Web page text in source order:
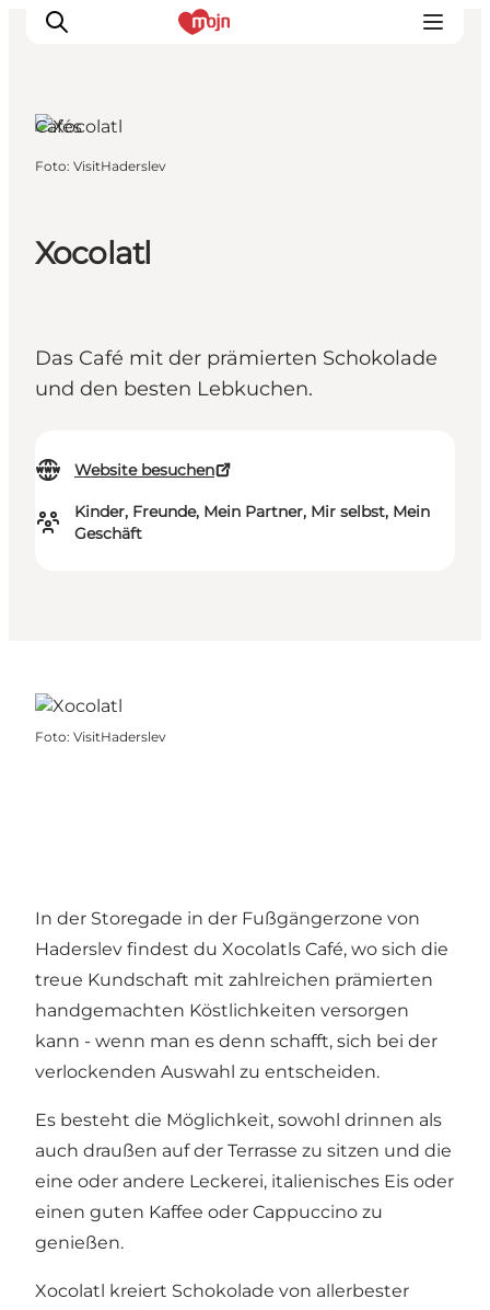
Events
Xocolatl
Das Café mit der prämierten Schokolade
und den besten Lebkuchen.
Website besuchen
Kinder, Freunde, Mein Partner, Mir selbst, Mein
Geschäft
Cafés
Foto: VisitHaderslev
Foto: VisitHaderslev
In der Storegade in der Fußgängerzone von
Haderslev findest du Xocolatls Café, wo sich die
treue Kundschaft mit zahlreichen prämierten
handgemachten Köstlichkeiten versorgen
kann - wenn man es denn schafft, sich bei der
verlockenden Auswahl zu entscheiden.
Es besteht die Möglichkeit, sowohl drinnen als
auch draußen auf der Terrasse zu sitzen und die
eine oder andere Leckerei, italienisches Eis oder
einen guten Kaffee oder Cappuccino zu
genießen.
Xocolatl kreiert Schokolade von allerbester